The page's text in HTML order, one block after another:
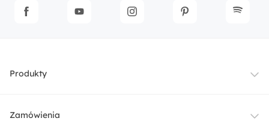
Produkty
Meble
Zamówienia